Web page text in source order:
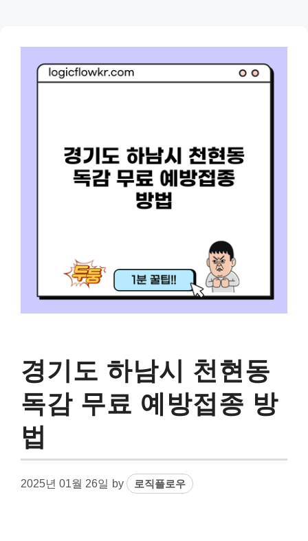
경기도 하남시 천현동
독감 무료 예방접종 방
법
2025년 01월 26일 by 로직플로우